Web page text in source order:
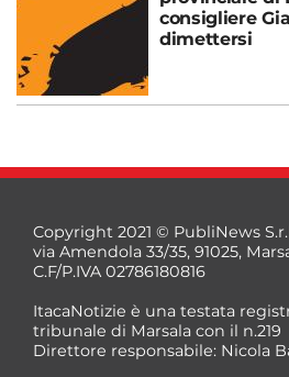
consigliere
dimettersi
Copyright 2021 © PubliNews
via Amendola 33/35, 91025,
C.F/P.IVA 02786180816
ItacaNotizie è una testata
tribunale di Marsala con il n.219
Direttore responsabile: Nicola